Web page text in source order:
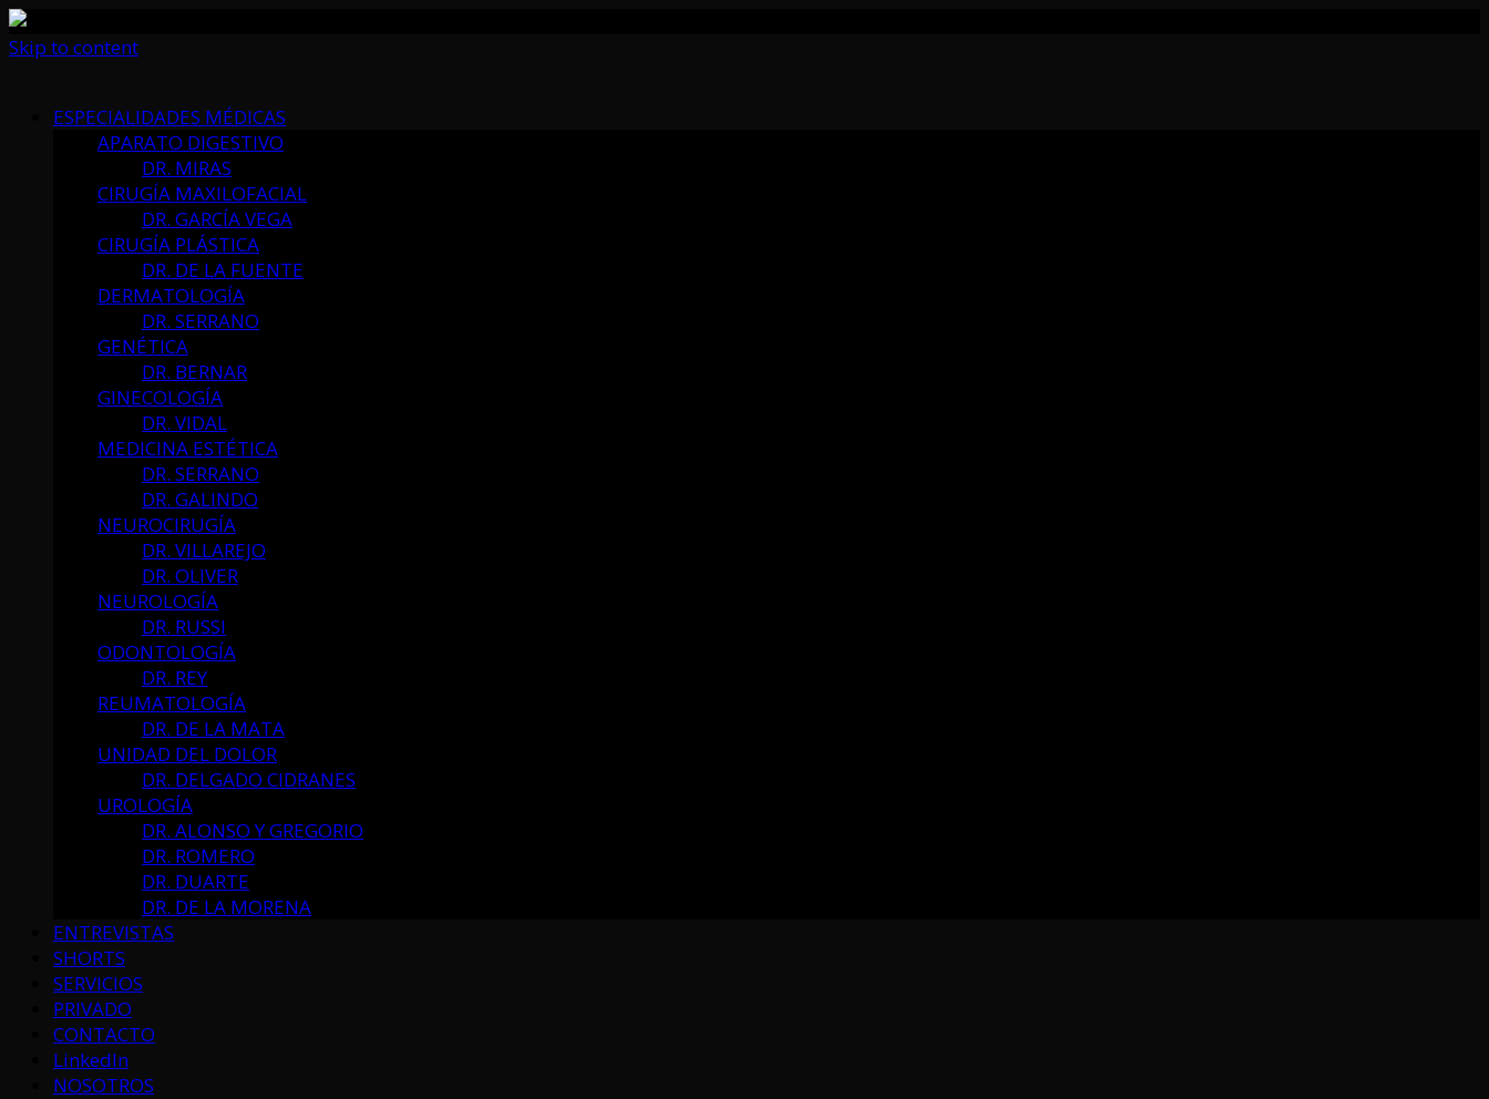
Skip to content
ESPECIALIDADES MÉDICAS
APARATO DIGESTIVO
DR. MIRAS
CIRUGÍA MAXILOFACIAL
DR. GARCÍA VEGA
CIRUGÍA PLÁSTICA
DR. DE LA FUENTE
DERMATOLOGÍA
DR. SERRANO
GENÉTICA
DR. BERNAR
GINECOLOGÍA
DR. VIDAL
MEDICINA ESTÉTICA
DR. SERRANO
DR. GALINDO
NEUROCIRUGÍA
DR. VILLAREJO
DR. OLIVER
NEUROLOGÍA
DR. RUSSI
ODONTOLOGÍA
DR. REY
REUMATOLOGÍA
DR. DE LA MATA
UNIDAD DEL DOLOR
DR. DELGADO CIDRANES
UROLOGÍA
DR. ALONSO Y GREGORIO
DR. ROMERO
DR. DUARTE
DR. DE LA MORENA
ENTREVISTAS
SHORTS
SERVICIOS
PRIVADO
CONTACTO
LinkedIn
NOSOTROS